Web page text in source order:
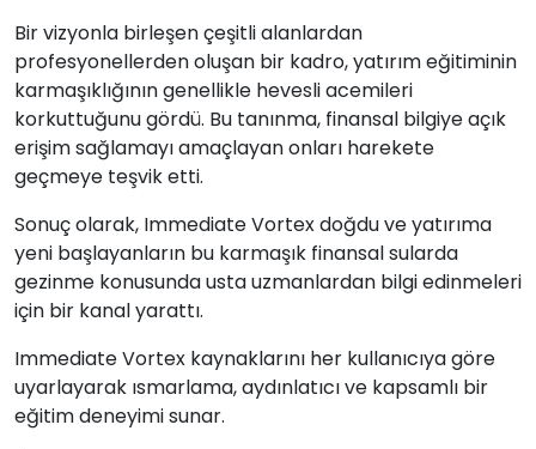
Bir vizyonla birleşen çeşitli alanlardan
profesyonellerden oluşan bir kadro, yatırım eğitiminin
karmaşıklığının genellikle hevesli acemileri
korkuttuğunu gördü. Bu tanınma, finansal bilgiye açık
erişim sağlamayı amaçlayan onları harekete
geçmeye teşvik etti.
Sonuç olarak, Immediate Vortex doğdu ve yatırıma
yeni başlayanların bu karmaşık finansal sularda
gezinme konusunda usta uzmanlardan bilgi edinmeleri
için bir kanal yarattı.
Immediate Vortex kaynaklarını her kullanıcıya göre
uyarlayarak ısmarlama, aydınlatıcı ve kapsamlı bir
eğitim deneyimi sunar.